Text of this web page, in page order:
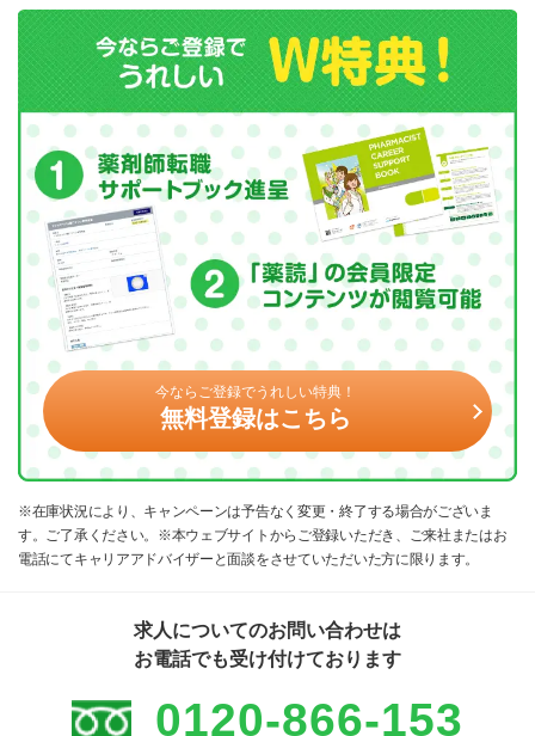
今ならご登録でうれしい特典！
無料登録はこちら
※在庫状況により、キャンペーンは予告なく変更・終了する場合がございま
す。ご了承ください。※本ウェブサイトからご登録いただき、ご来社またはお
電話にてキャリアアドバイザーと面談をさせていただいた方に限ります。
求人についてのお問い合わせは
お電話でも受け付けております
0120-866-153